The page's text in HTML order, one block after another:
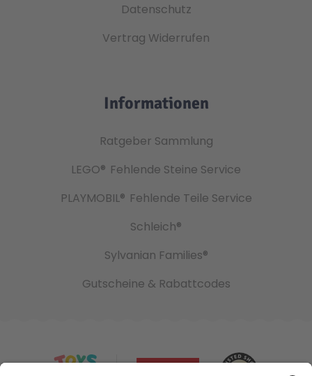
Datenschutz
Vertrag Widerrufen
Informationen
Ratgeber Sammlung
LEGO® Fehlende Steine Service
PLAYMOBIL® Fehlende Teile Service
Schleich®
Sylvanian Families®
Gutscheine & Rabattcodes